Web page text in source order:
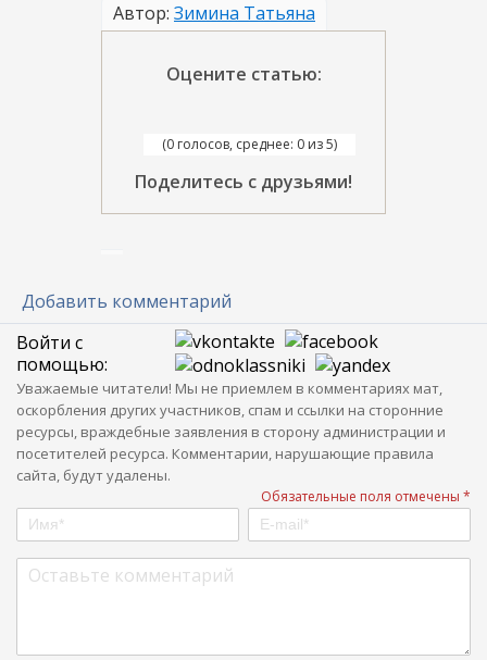
Автор: Зимина Татьяна
Оцените статью:
(0 голосов, среднее: 0 из 5)
Поделитесь с друзьями!
Добавить комментарий
Войти с
помощью:
Уважаемые читатели! Мы не приемлем в комментариях мат,
оскорбления других участников, спам и ссылки на сторонние
ресурсы, враждебные заявления в сторону администрации и
посетителей ресурса. Комментарии, нарушающие правила
сайта, будут удалены.
Обязательные поля отмечены *